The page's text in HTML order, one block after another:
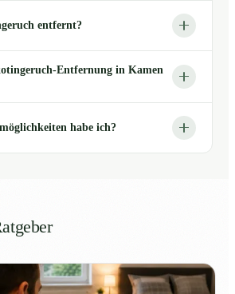
entfernt?
Entfernung in Kamen
habe ich?